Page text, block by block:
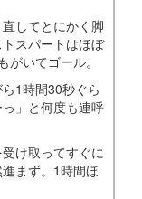
してとにかく脚
スパートはほぼ
いてゴール。
1時間30秒ぐら
」と何度も連呼
け取ってすぐに
まず。1時間ほ